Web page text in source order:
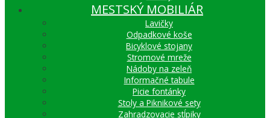
MESTSKÝ MOBILIÁR
Lavičky
Odpadkové koše
Bicyklové stojany
Stromové mreže
Nádoby na zeleň
Informačné tabule
Picie fontánky
Stoly a Piknikové sety
Zahradzovacie stĺpiky